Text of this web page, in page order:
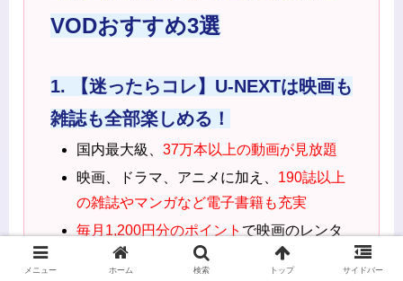
VODおすすめ3選
1. 【迷ったらコレ】U-NEXTは映画も
雑誌も全部楽しめる！
国内最大級、 37万本以上の動画が見放題
映画、ドラマ、アニメに加え、 190誌以上
の雑誌やマンガなど電子書籍も充実
毎月1,200円分のポイント で映画のレンタ
ルや電子書籍、映画チケットにも使える
メニュー ホーム 検索 トップ サイドバー